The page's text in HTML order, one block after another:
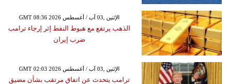
GMT 08:36 2026 الإثنين ,03 آب / أغسطس
الذهب يرتفع مع هبوط النفط إثر إرجاء ترامب
ضرب إيران
GMT 02:03 2026 الإثنين ,03 آب / أغسطس
ترامب يتحدث عن اتفاق مرتقب بشأن مضيق